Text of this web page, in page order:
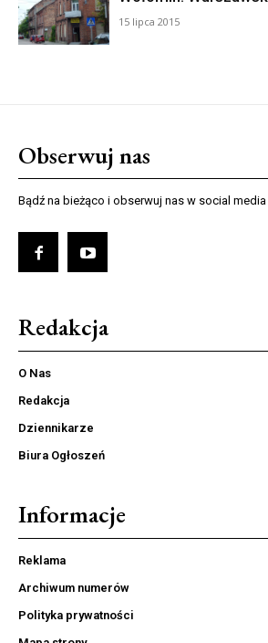
15 lipca 2015
Obserwuj nas
Bądź na bieżąco i obserwuj nas w social media
Redakcja
O Nas
Redakcja
Dziennikarze
Biura Ogłoszeń
Informacje
Reklama
Archiwum numerów
Polityka prywatności